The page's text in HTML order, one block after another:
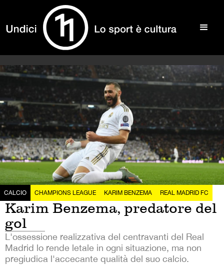
CALCIO CHAMPIONS LEAGUE KARIM BENZEMA REAL MADRID FC
Karim Benzema, predatore del
gol
L'ossessione realizzativa del centravanti del Real
Madrid lo rende letale in ogni situazione, ma non
pregiudica l'accecante qualità del suo calcio.